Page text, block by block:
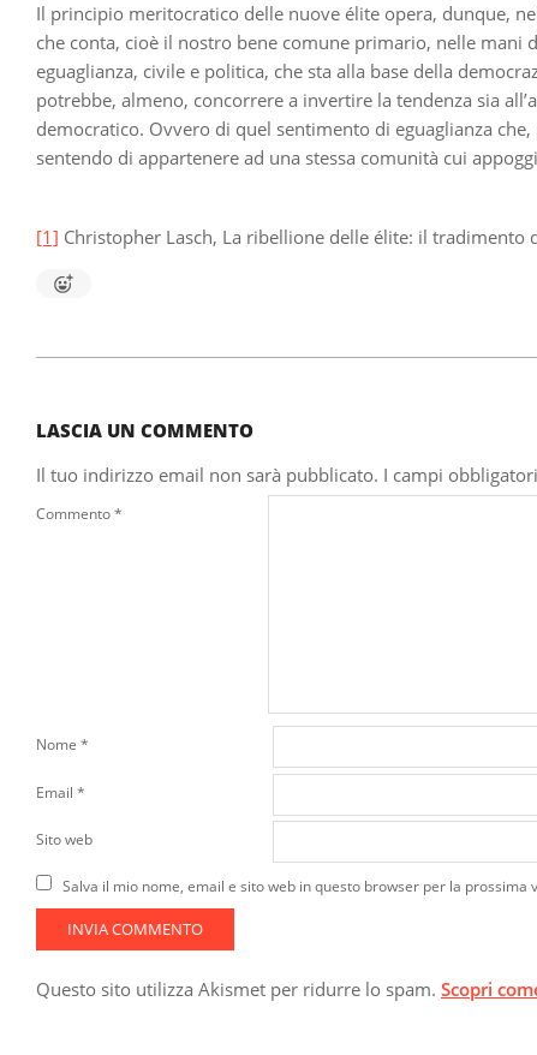
Il principio meritocratico delle nuove élite opera, dunque,
che conta, cioè il nostro bene comune primario, nelle
eguaglianza, civile e politica, che sta alla base della
potrebbe, almeno, concorrere a invertire la tendenza sia
democratico. Ovvero di quel sentimento di eguaglianza
sentendo di appartenere ad una stessa comunità cui
[1] Christopher Lasch, La ribellione delle élite: il
16
LASCIA UN COMMENTO
Il tuo indirizzo email non sarà pubblicato. I campi
Commento*
Nome *
Email *
Sito web
Salva il mio nome, email e sito web in questo browser per la prossima
Questo sito utilizza Akismet per ridurre lo spam. Scopri